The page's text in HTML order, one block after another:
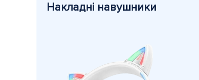
Накладні навушники